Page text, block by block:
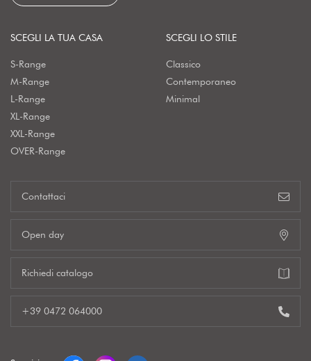
SCEGLI LA TUA CASA
S-Range
M-Range
L-Range
XL-Range
XXL-Range
OVER-Range
SCEGLI LO STILE
Classico
Contemporaneo
Minimal
Contattaci
Open day
Richiedi catalogo
+39 0472 064000